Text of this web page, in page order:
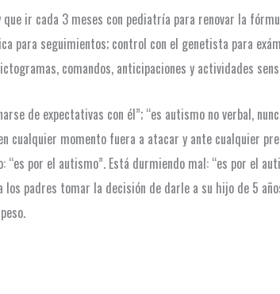
ir cada 3 meses con pediatría para renovar la
para seguimientos; control con el genetista para
comandos, anticipaciones y actividades
de expectativas con él”; “es autismo no verbal,
momento fuera a atacar y ante cualquier
por el autismo”. Está durmiendo mal: “es por el
padres tomar la decisión de darle a su hijo de 5